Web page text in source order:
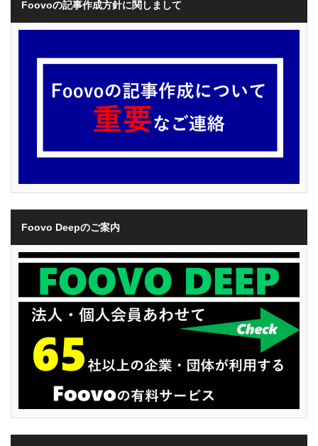
Foovoの記事作成方針に関しまして
Foovo Deepのご案内